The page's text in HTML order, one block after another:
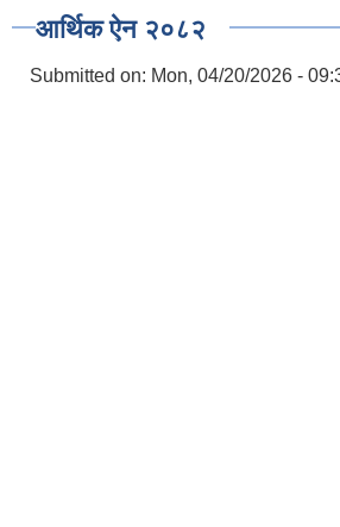
आर्थिक ऐन २०८२
Submitted on: Mon, 04/20/2026 -